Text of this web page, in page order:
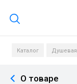
Каталог Душевая
О товаре